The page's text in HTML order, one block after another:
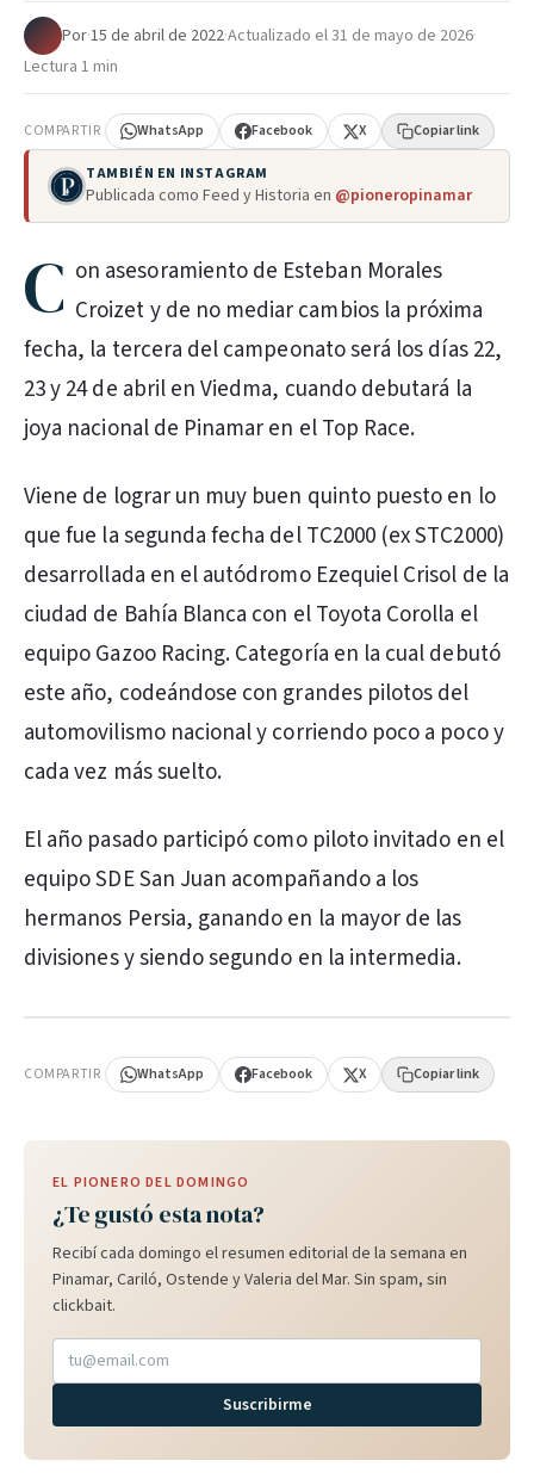
Por·15 de abril de 2022·Actualizado el31 de mayo de 2026·
Lectura 1 min
COMPARTIR WhatsApp Facebook X Copiar link
TAMBIÉN EN INSTAGRAM
Publicada como Feed y Historia en @pioneropinamar
C on asesoramiento de Esteban Morales
Croizet y de no mediar cambios la próxima
fecha, la tercera del campeonato será los días 22,
23 y 24 de abril en Viedma, cuando debutará la
joya nacional de Pinamar en el Top Race.
Viene de lograr un muy buen quinto puesto en lo
que fue la segunda fecha del TC2000 (ex STC2000)
desarrollada en el autódromo Ezequiel Crisol de la
ciudad de Bahía Blanca con el Toyota Corolla el
equipo Gazoo Racing. Categoría en la cual debutó
este año, codeándose con grandes pilotos del
automovilismo nacional y corriendo poco a poco y
cada vez más suelto.
El año pasado participó como piloto invitado en el
equipo SDE San Juan acompañando a los
hermanos Persia, ganando en la mayor de las
divisiones y siendo segundo en la intermedia.
COMPARTIR WhatsApp Facebook X Copiar link
EL PIONERO DEL DOMINGO
¿Te gustó esta nota?
Recibí cada domingo el resumen editorial de la semana en
Pinamar, Cariló, Ostende y Valeria del Mar. Sin spam, sin
clickbait.
Suscribirme